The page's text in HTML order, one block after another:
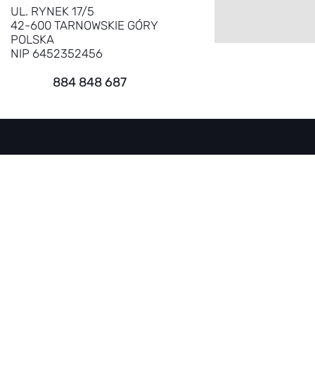
UL. RYNEK 17/5
42-600 TARNOWSKIE GÓRY
POLSKA
NIP 6452352456
884 848 687